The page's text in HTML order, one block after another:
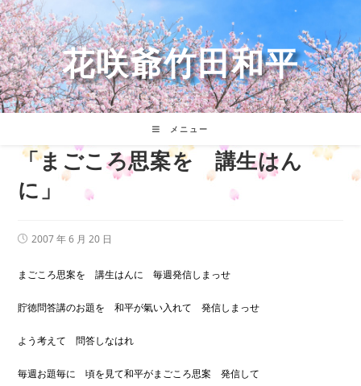
コ
ン
テ
ン
ツ
へ
ス
花咲爺竹田和平
メニュー
「まごころ思案を 講生はん
に」
投
開
2007 年 6 月 20 日
まごころ思案を 講生はんに 毎週発信しまっせ
貯徳問答講のお題を 和平が氣い入れて 発信しまっせ
よう考えて 問答しなはれ
毎週お題毎に 頃を見て和平がまごころ思案 発信して